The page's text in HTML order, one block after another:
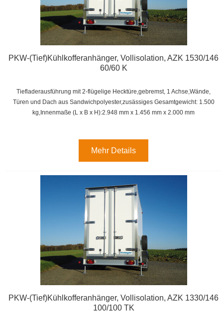
PKW-(Tief)Kühlkofferanhänger, Vollisolation, AZK 1530/146
60/60 K
Tiefladerausführung mit 2-flügelige Hecktüre,gebremst, 1 Achse,Wände,
Türen und Dach aus Sandwichpolyester,zusässiges Gesamtgewicht: 1.500
kg, Innenmaße (L x B x H):2.948 mm x 1.456 mm x 2.000 mm
Mehr Details
PKW-(Tief)Kühlkofferanhänger, Vollisolation, AZK 1330/146
100/100 TK